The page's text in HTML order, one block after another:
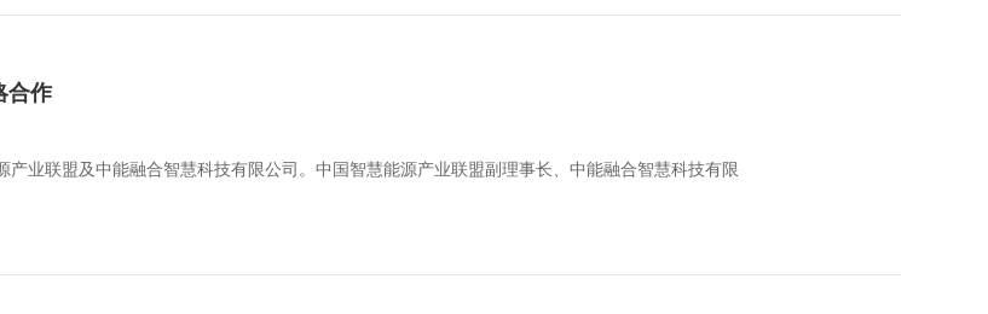
合作
业联盟及中能融合智慧科技有限公司。中国智慧能源产业联盟副理事长、中能融合智慧科技有限